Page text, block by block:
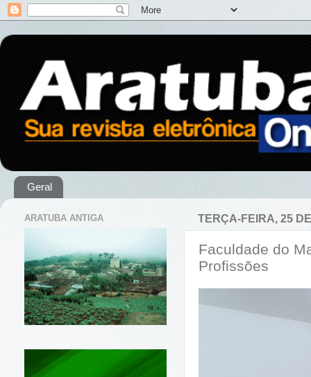
Geral
TERÇA-FEIRA, 25
Faculdade do
Profissões
ARATUBA ANTIGA